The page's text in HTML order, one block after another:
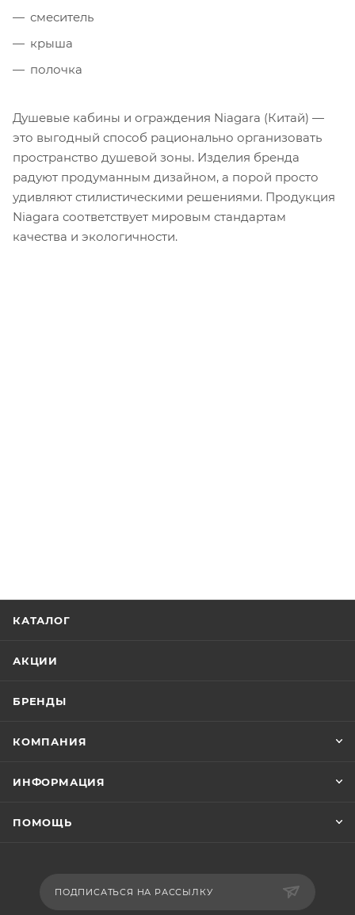
смеситель
крыша
полочка
Душевые кабины и ограждения Niagara (Китай) —
это выгодный способ рационально организовать
пространство душевой зоны. Изделия бренда
радуют продуманным дизайном, а порой просто
удивляют стилистическими решениями. Продукция
Niagara соответствует мировым стандартам
качества и экологичности.
КАТАЛОГ
АКЦИИ
БРЕНДЫ
КОМПАНИЯ
ИНФОРМАЦИЯ
ПОМОЩЬ
ПОДПИСАТЬСЯ НА РАССЫЛКУ